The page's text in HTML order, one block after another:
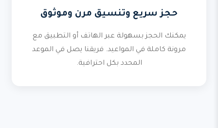
حجز سريع وتنسيق مرن وموثوق
يمكنك الحجز بسهولة عبر الهاتف أو التطبيق مع
مرونة كاملة في المواعيد. فريقنا يصل في الموعد
المحدد بكل احترافية.